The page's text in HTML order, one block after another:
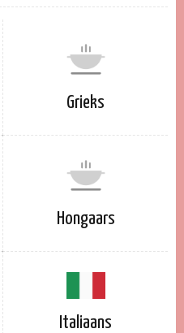
Grieks
Hongaars
Italiaans